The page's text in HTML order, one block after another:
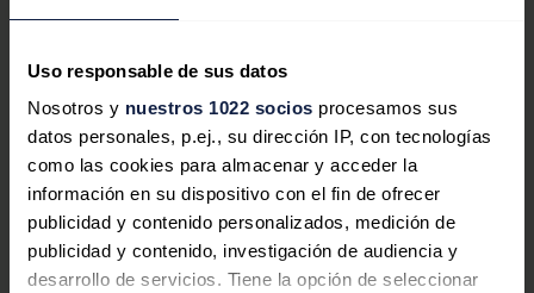
Uso responsable de sus datos
Nosotros y nuestros 1022 socios procesamos sus
datos personales, p.ej., su dirección IP, con tecnologías
como las cookies para almacenar y acceder la
información en su dispositivo con el fin de ofrecer
publicidad y contenido personalizados, medición de
publicidad y contenido, investigación de audiencia y
desarrollo de servicios. Tiene la opción de seleccionar
Iberdrola fija récord de
generación renovable en